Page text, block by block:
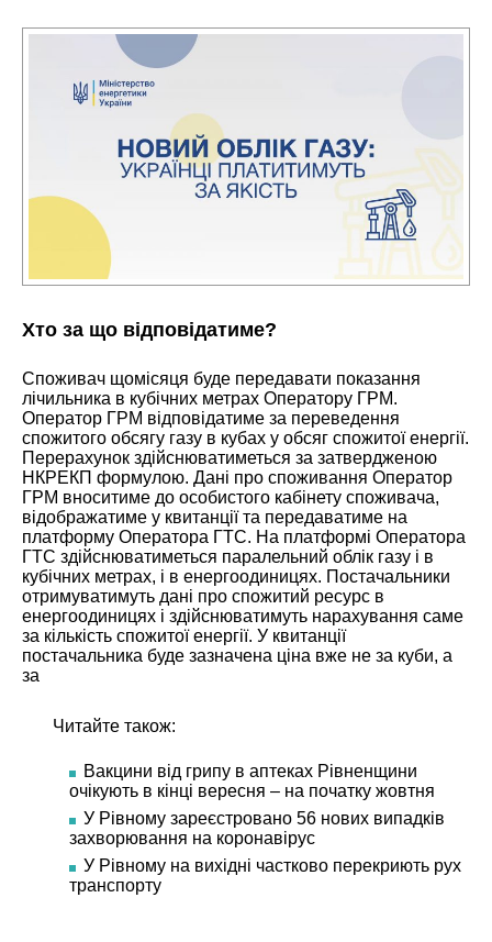
Хто за що відповідатиме?
Споживач щомісяця буде передавати показання
лічильника в кубічних метрах Оператору ГРМ.
Оператор ГРМ відповідатиме за переведення
спожитого обсягу газу в кубах у обсяг спожитої енергії.
Перерахунок здійснюватиметься за затвердженою
НКРЕКП формулою. Дані про споживання Оператор
ГРМ вноситиме до особистого кабінету споживача,
відображатиме у квитанції та передаватиме на
платформу Оператора ГТС. На платформі Оператора
ГТС здійснюватиметься паралельний облік газу і в
кубічних метрах, і в енергоодиницях. Постачальники
отримуватимуть дані про спожитий ресурс в
енергоодиницях і здійснюватимуть нарахування саме
за кількість спожитої енергії. У квитанції
постачальника буде зазначена ціна вже не за куби, а
за
Читайте також:
Вакцини від грипу в аптеках Рівненщини
очікують в кінці вересня – на початку жовтня
У Рівному зареєстровано 56 нових випадків
захворювання на коронавірус
У Рівному на вихідні частково перекриють рух
транспорту